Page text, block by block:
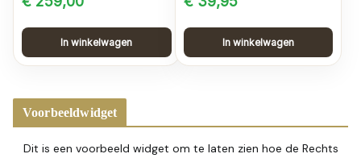
In winkelwagen In winkelwagen
Voorbeeldwidget
Dit is een voorbeeld widget om te laten zien hoe de Rechts